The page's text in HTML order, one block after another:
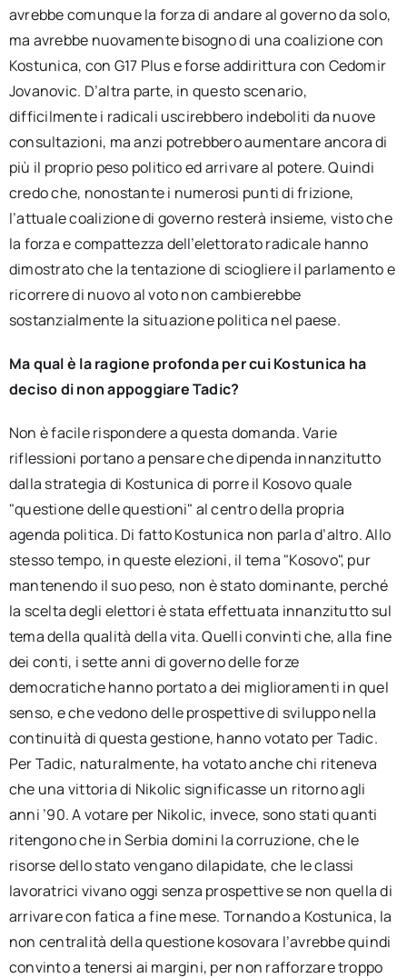
avrebbe comunque la forza di andare al governo da solo,
ma avrebbe nuovamente bisogno di una coalizione con
Kostunica, con G17 Plus e forse addirittura con Cedomir
Jovanovic. D’altra parte, in questo scenario,
difficilmente i radicali uscirebbero indeboliti da nuove
consultazioni, ma anzi potrebbero aumentare ancora di
più il proprio peso politico ed arrivare al potere. Quindi
credo che, nonostante i numerosi punti di frizione,
l’attuale coalizione di governo resterà insieme, visto che
la forza e compattezza dell’elettorato radicale hanno
dimostrato che la tentazione di sciogliere il parlamento e
ricorrere di nuovo al voto non cambierebbe
sostanzialmente la situazione politica nel paese.
Ma qual è la ragione profonda per cui Kostunica ha
deciso di non appoggiare Tadic?
Non è facile rispondere a questa domanda. Varie
riflessioni portano a pensare che dipenda innanzitutto
dalla strategia di Kostunica di porre il Kosovo quale
"questione delle questioni" al centro della propria
agenda politica. Di fatto Kostunica non parla d’altro. Allo
stesso tempo, in queste elezioni, il tema "Kosovo", pur
mantenendo il suo peso, non è stato dominante, perché
la scelta degli elettori è stata effettuata innanzitutto sul
tema della qualità della vita. Quelli convinti che, alla fine
dei conti, i sette anni di governo delle forze
democratiche hanno portato a dei miglioramenti in quel
senso, e che vedono delle prospettive di sviluppo nella
continuità di questa gestione, hanno votato per Tadic.
Per Tadic, naturalmente, ha votato anche chi riteneva
che una vittoria di Nikolic significasse un ritorno agli
anni ’90. A votare per Nikolic, invece, sono stati quanti
ritengono che in Serbia domini la corruzione, che le
risorse dello stato vengano dilapidate, che le classi
lavoratrici vivano oggi senza prospettive se non quella di
arrivare con fatica a fine mese. Tornando a Kostunica, la
non centralità della questione kosovara l’avrebbe quindi
convinto a tenersi ai margini, per non rafforzare troppo